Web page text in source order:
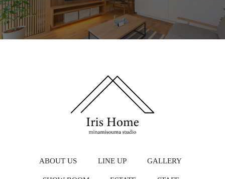
ABOUT US LINE UP GALLERY